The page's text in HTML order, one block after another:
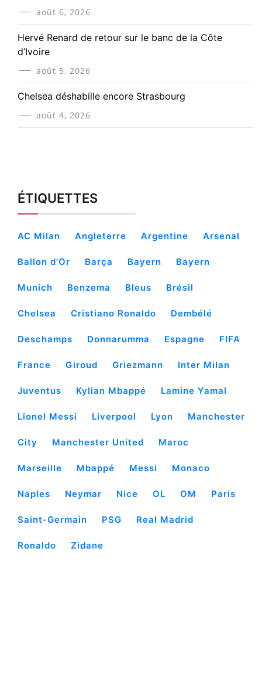
août 6, 2026
Hervé Renard de retour sur le banc de la Côte
d’Ivoire
août 5, 2026
Chelsea déshabille encore Strasbourg
août 4, 2026
ÉTIQUETTES
AC Milan Angleterre Argentine Arsenal
Ballon d’Or Barça Bayern Bayern
Munich Benzema Bleus Brésil
Chelsea Cristiano Ronaldo Dembélé
Deschamps Donnarumma Espagne FIFA
France Giroud Griezmann Inter Milan
Juventus Kylian Mbappé Lamine Yamal
Lionel Messi Liverpool Lyon Manchester
City Manchester United Maroc
Marseille Mbappé Messi Monaco
Naples Neymar Nice OL OM Paris
Saint-Germain PSG Real Madrid
Ronaldo Zidane